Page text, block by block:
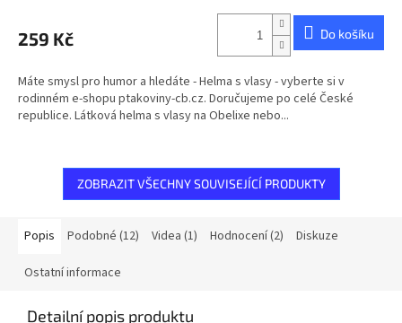
259 Kč Do košíku
Máte smysl pro humor a hledáte - Helma s vlasy - vyberte si v
rodinném e-shopu ptakoviny-cb.cz. Doručujeme po celé České
republice. Látková helma s vlasy na Obelixe nebo...
ZOBRAZIT VŠECHNY SOUVISEJÍCÍ PRODUKTY
Popis Podobné (12) Videa (1) Hodnocení (2) Diskuze
Ostatní informace
Detailní popis produktu